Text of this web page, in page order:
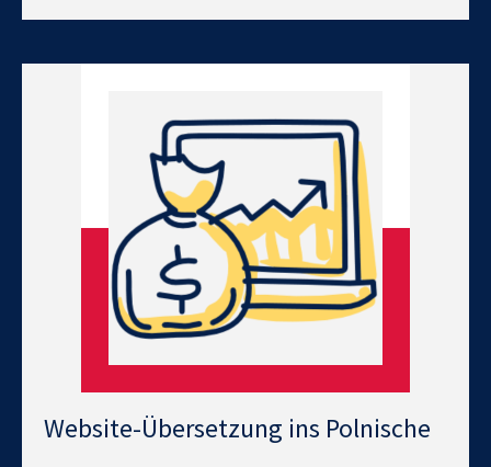
Website-Übersetzung ins Polnische